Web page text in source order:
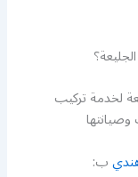
لخدمة تركيب
ب: